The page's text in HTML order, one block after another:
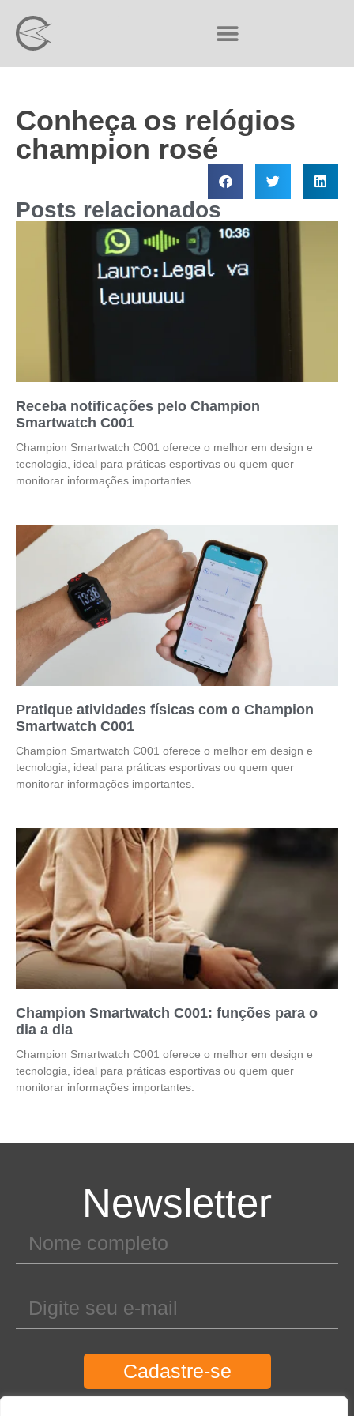
Conheça os relógios
champion rosé
Posts relacionados
Receba notificações pelo Champion
Smartwatch C001
Champion Smartwatch C001 oferece o melhor em design e
tecnologia, ideal para práticas esportivas ou quem quer
monitorar informações importantes.
Pratique atividades físicas com o Champion
Smartwatch C001
Champion Smartwatch C001 oferece o melhor em design e
tecnologia, ideal para práticas esportivas ou quem quer
monitorar informações importantes.
Champion Smartwatch C001: funções para o
dia a dia
Champion Smartwatch C001 oferece o melhor em design e
tecnologia, ideal para práticas esportivas ou quem quer
monitorar informações importantes.
Newsletter
Cadastre-se